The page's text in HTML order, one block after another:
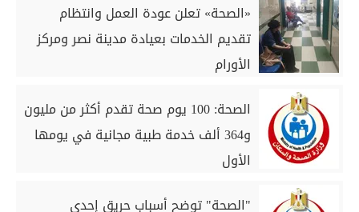
«الصحة» تعلن عودة العمل وانتظام
تقديم الخدمات بعيادة مدينة نصر ومركز
الأورام
الصحة: 100 يوم صحة تقدم أكثر من مليون
و364 ألف خدمة طبية مجانية في يومها
الأول
"الصحة" توضح أسباب حريق إحدى